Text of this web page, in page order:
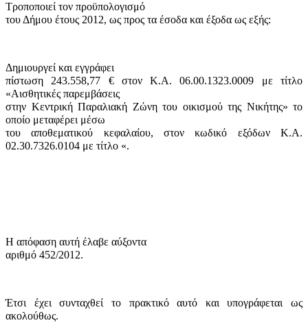
Τροποποιεί τον προϋπολογισμό
του Δήμου έτους 2012, ως προς τα έσοδα και έξοδα ως εξής:
Δημιουργεί και εγγράφει
πίστωση 243.558,77 € στον Κ.Α. 06.00.1323.0009 με τίτλο
«Αισθητικές παρεμβάσεις
στην Κεντρική Παραλιακή Ζώνη του οικισμού της Νικήτης» το
οποίο μεταφέρει μέσω
του αποθεματικού κεφαλαίου, στον κωδικό εξόδων Κ.Α.
02.30.7326.0104 με τίτλο «.
Η απόφαση αυτή έλαβε αύξοντα
αριθμό 452/2012.
Έτσι έχει συνταχθεί το πρακτικό αυτό και υπογράφεται ως
ακολούθως.